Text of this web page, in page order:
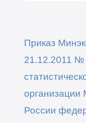
Приказ
21.12.2011 №
организации
России